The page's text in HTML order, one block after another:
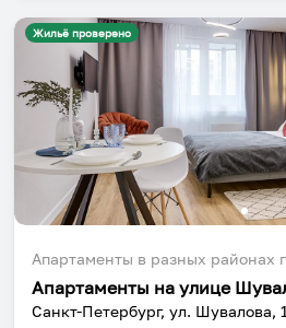
Жильё проверено
Апартаменты в разных районах
Апартаменты на улице
Санкт-Петербург, ул. Шувалова,